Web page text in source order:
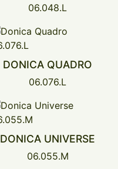
06.048.L
DONICA QUADRO
06.076.L
DONICA UNIVERSE
06.055.M